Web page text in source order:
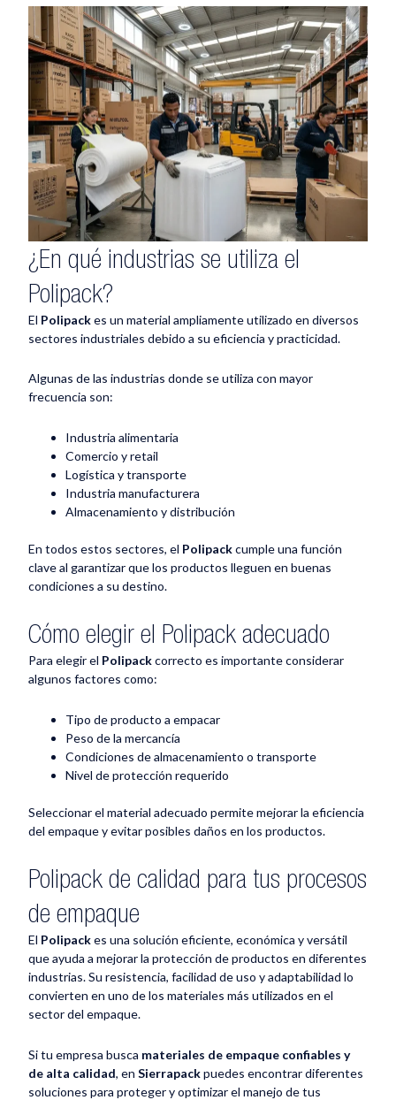
¿En qué industrias se utiliza el
Polipack?
El Polipackes un material ampliamente utilizado en diversos
sectores industriales debido a su eficiencia y practicidad.
Algunas de las industrias donde se utiliza con mayor
frecuencia son:
Industria alimentaria
Comercio y retail
Logística y transporte
Industria manufacturera
Almacenamiento y distribución
En todos estos sectores, el Polipackcumple una función
clave al garantizar que los productos lleguen en buenas
condiciones a su destino.
Cómo elegir el Polipack adecuado
Para elegir el Polipackcorrecto es importante considerar
algunos factores como:
Tipo de producto a empacar
Peso de la mercancía
Condiciones de almacenamiento o transporte
Nivel de protección requerido
Seleccionar el material adecuado permite mejorar la eficiencia
del empaque y evitar posibles daños en los productos.
Polipack de calidad para tus procesos
de empaque
El Polipackes una solución eficiente, económica y versátil
que ayuda a mejorar la protección de productos en diferentes
industrias. Su resistencia, facilidad de uso y adaptabilidad lo
convierten en uno de los materiales más utilizados en el
sector del empaque.
Si tu empresa busca materiales de empaque confiables y
de alta calidad, enSierrapackpuedes encontrar diferentes
soluciones para proteger y optimizar el manejo de tus